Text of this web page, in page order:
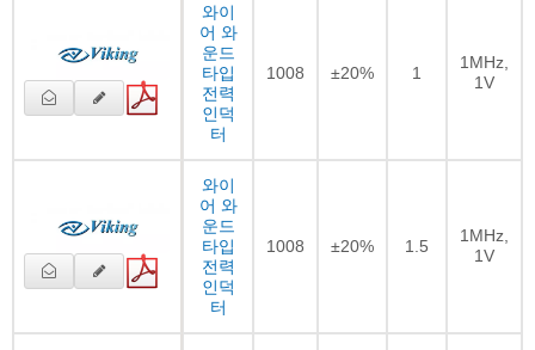
와이
어 와
운드
타입
전력
인덕
터
1008 ±20% 1
1MHz,
1V
와이
어 와
운드
타입
전력
인덕
터
1008 ±20% 1.5
1MHz,
1V